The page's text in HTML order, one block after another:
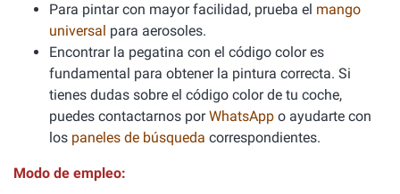
Para pintar con mayor facilidad, prueba el mango
universal para aerosoles.
Encontrar la pegatina con el código color es
fundamental para obtener la pintura correcta. Si
tienes dudas sobre el código color de tu coche,
puedes contactarnos porWhatsApp o ayudarte con
los paneles de búsqueda correspondientes.
Modo de empleo: